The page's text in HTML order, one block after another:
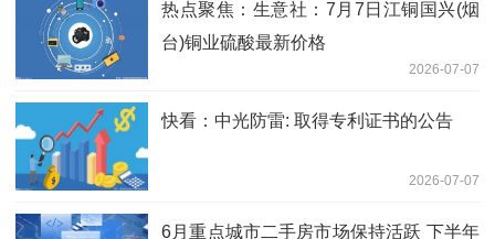
热点聚焦：生意社：7月7日江铜国兴(烟
台)铜业硫酸最新价格
2026-07-07
快看：中光防雷: 取得专利证书的公告
2026-07-07
6月重点城市二手房市场保持活跃 下半年